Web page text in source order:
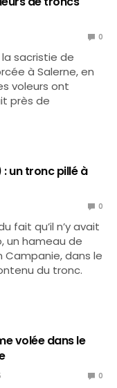
0
la sacristie de
à Salerne, en
voleurs ont
près de
un tronc pillé à
0
fait qu’il n’y avait
un hameau de
Campanie, dans le
du tronc.
volée dans le
0